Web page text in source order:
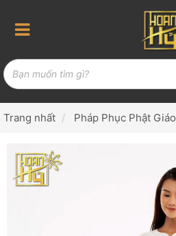
Trang nhất Pháp Phục Phật Giáo